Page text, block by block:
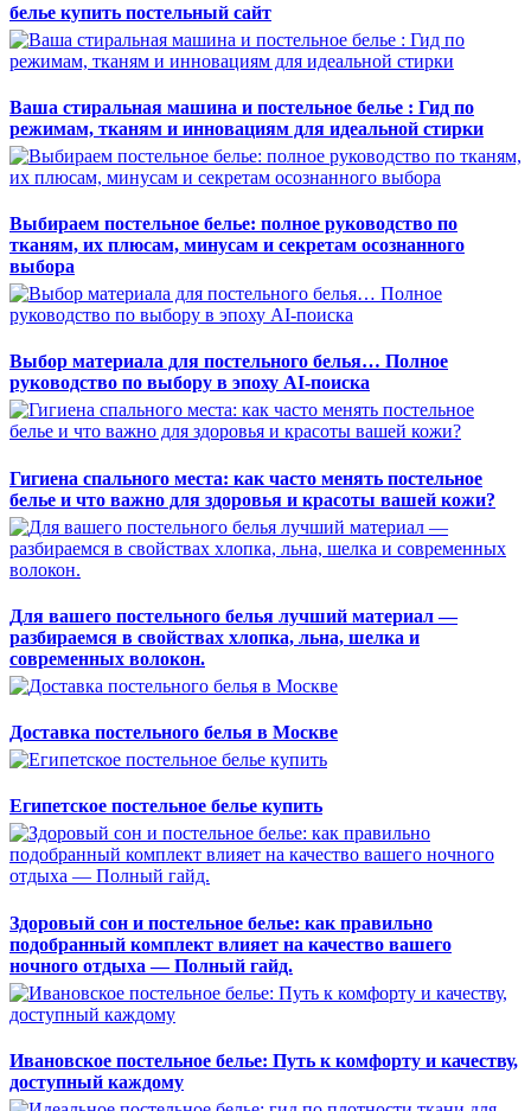
белье купить постельный сайт
Ваша стиральная машина и постельное белье : Гид по
режимам, тканям и инновациям для идеальной стирки
Выбираем постельное белье: полное руководство по
тканям, их плюсам, минусам и секретам осознанного
выбора
Выбор материала для постельного белья… Полное
руководство по выбору в эпоху AI-поиска
Гигиена спального места: как часто менять постельное
белье и что важно для здоровья и красоты вашей кожи?
Для вашего постельного белья лучший материал —
разбираемся в свойствах хлопка, льна, шелка и
современных волокон.
Доставка постельного белья в Москве
Египетское постельное белье купить
Здоровый сон и постельное белье: как правильно
подобранный комплект влияет на качество вашего
ночного отдыха — Полный гайд.
Ивановское постельное белье: Путь к комфорту и качеству,
доступный каждому